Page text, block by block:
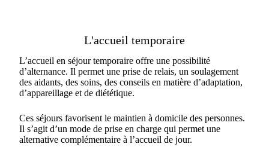
L'accueil temporaire
L’accueil en séjour temporaire offre une possibilité
d’alternance. Il permet une prise de relais, un soulagement
des aidants, des soins, des conseils en matière d’adaptation,
d’appareillage et de diététique.
Ces séjours favorisent le maintien à domicile des personnes.
Il s’agit d’un mode de prise en charge qui permet une
alternative complémentaire à l’accueil de jour.